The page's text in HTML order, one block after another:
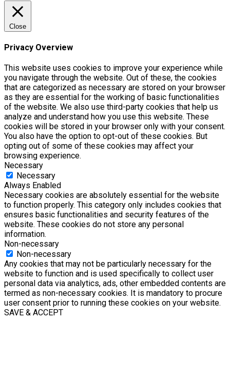
Close
Privacy Overview
This website uses cookies to improve your experience while
you navigate through the website. Out of these, the cookies
that are categorized as necessary are stored on your browser
as they are essential for the working of basic functionalities
of the website. We also use third-party cookies that help us
analyze and understand how you use this website. These
cookies will be stored in your browser only with your consent.
You also have the option to opt-out of these cookies. But
opting out of some of these cookies may affect your
browsing experience.
Necessary
Necessary
Always Enabled
Necessary cookies are absolutely essential for the website
to function properly. This category only includes cookies that
ensures basic functionalities and security features of the
website. These cookies do not store any personal
information.
Non-necessary
Non-necessary
Any cookies that may not be particularly necessary for the
website to function and is used specifically to collect user
personal data via analytics, ads, other embedded contents are
termed as non-necessary cookies. It is mandatory to procure
user consent prior to running these cookies on your website.
SAVE & ACCEPT